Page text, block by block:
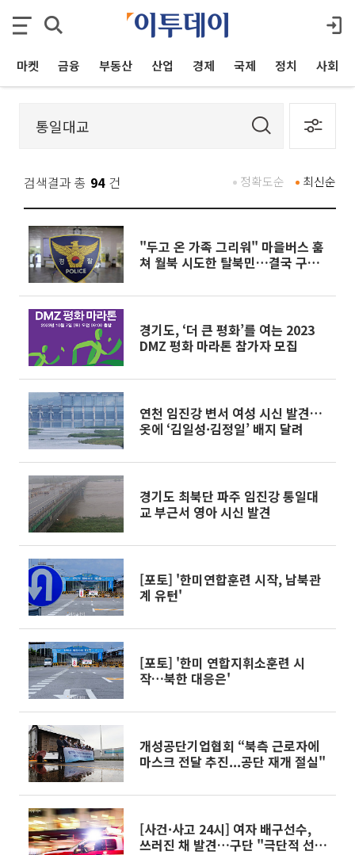
마켓 금융 부동산 산업 경제 국제 정치 사회
검색결과 총 94 건 최신순
정확도순
"두고 온 가족 그리워" 마을버스 훔
쳐 월북 시도한 탈북민…결국 구속
경기도, ‘더 큰 평화’를 여는 2023
DMZ 평화 마라톤 참가자 모집
연천 임진강 변서 여성 시신 발견…
옷에 ‘김일성·김정일’ 배지 달려
경기도 최북단 파주 임진강 통일대
교 부근서 영아 시신 발견
[포토] '한미연합훈련 시작, 남북관
계 유턴'
[포토] '한미 연합지휘소훈련 시
작…북한 대응은'
개성공단기업협회 “북측 근로자에
마스크 전달 추진...공단 재개 절실"
[사건·사고 24시] 여자 배구선수,
쓰러진 채 발견…구단 "극단적 선택